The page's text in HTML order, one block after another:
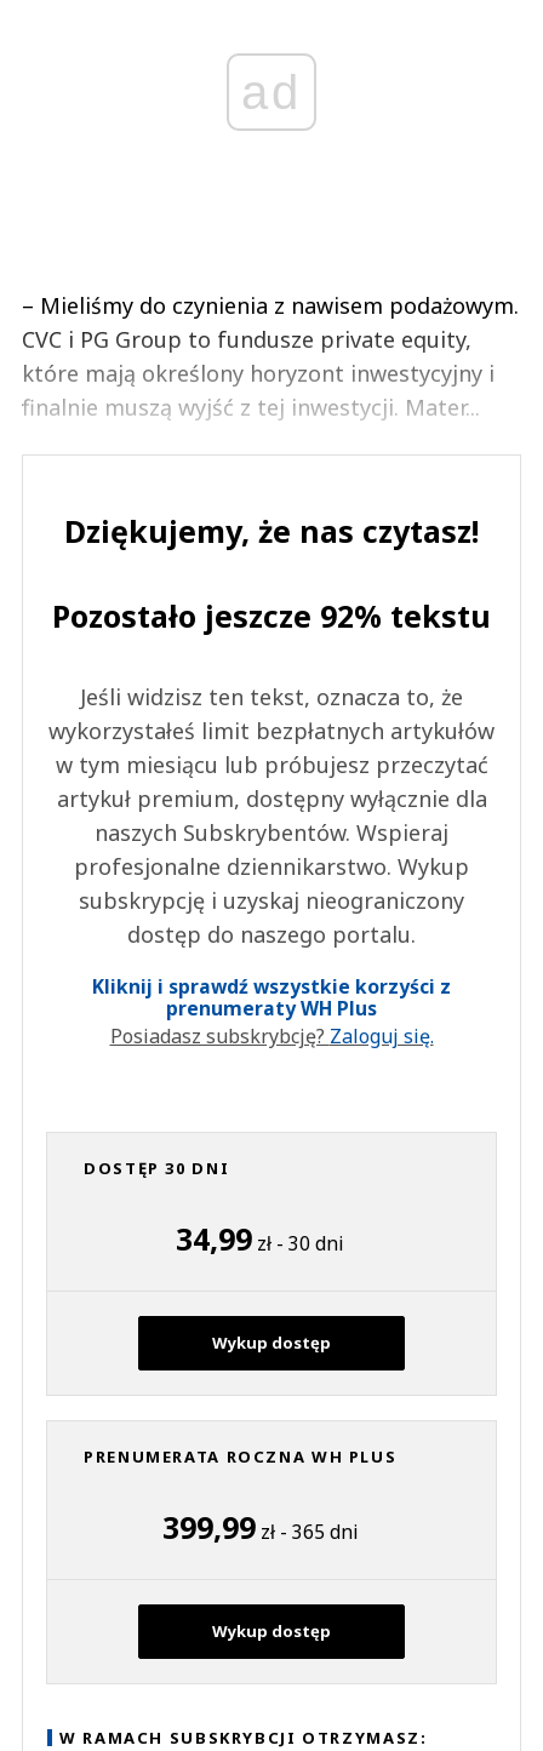
ad
– Mieliśmy do czynienia z nawisem podażowym.
CVC i PG Group to fundusze private equity,
które mają określony horyzont inwestycyjny i
finalnie muszą wyjść z tej inwestycji. Mater...
Dziękujemy, że nas czytasz!
Pozostało jeszcze 92% tekstu
Jeśli widzisz ten tekst, oznacza to, że
wykorzystałeś limit bezpłatnych artykułów
w tym miesiącu lub próbujesz przeczytać
artykuł premium, dostępny wyłącznie dla
naszych Subskrybentów. Wspieraj
profesjonalne dziennikarstwo. Wykup
subskrypcję i uzyskaj nieograniczony
dostęp do naszego portalu.
Kliknij i sprawdź wszystkie korzyści z
prenumeraty WH Plus
Posiadasz subskrybcję? Zaloguj się.
DOSTĘP 30 DNI
34,99 zł - 30 dni
Wykup dostęp
PRENUMERATA ROCZNA WH PLUS
399,99zł - 365 dni
Wykup dostęp
W RAMACH SUBSKRYBCJI OTRZYMASZ: